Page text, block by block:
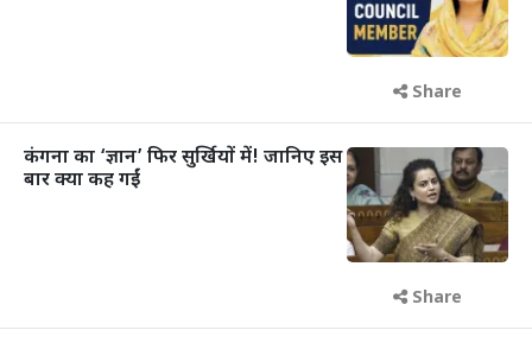
Share
कंगना का ‘ज्ञान’ फिर सुर्खियों में! जानिए इस
बार क्या कह गईं
Share